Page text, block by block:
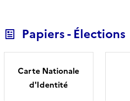
Papiers - Élections
Carte Nationale
d'Identité